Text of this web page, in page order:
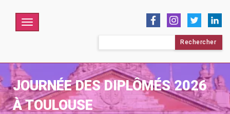
Menu
JOURNÉE DES DIPLÔMÉS 2026
À TOULOUSE